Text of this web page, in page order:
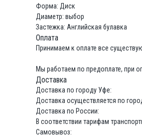
Форма: Диск
Диаметр: выбор
Застежка: Английская булавка
Оплата
Принимаем к оплате все
Мы работаем по предоплате, при
Доставка
Доставка по городу Уфе:
Доставка осуществляется по
Доставка по России:
В соответствии тарифам
Самовывоз: